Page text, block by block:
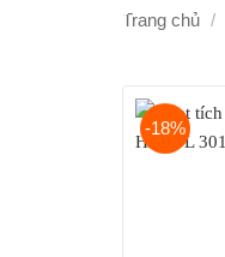
Trang chủ /
-18%